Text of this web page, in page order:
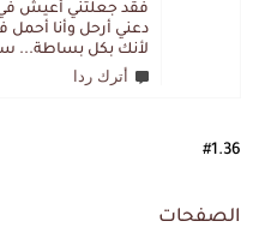
فقد جعلتني أعيش في
دعني أرحل وأنا أحمل
لأنك بكل بساطة...
أترك ردا
#1.36
الصفحات